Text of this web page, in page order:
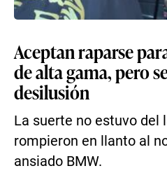
Aceptan raparse
de alta gama, pero
desilusión
La suerte no estuvo del
rompieron en llanto al
ansiado BMW.